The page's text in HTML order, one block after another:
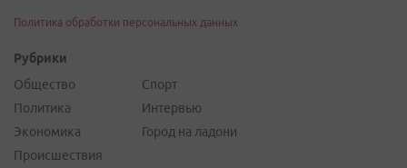
Политика обработки персональных данных
Рубрики
Общество
Политика
Экономика
Происшествия
Спорт
Интервью
Город на ладони